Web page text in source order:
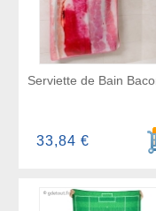
Serviette de Bain
33,84 €